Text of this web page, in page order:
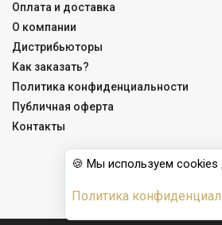
Оплата и доставка
О компании
Дистрибьюторы
Как заказать?
Политика конфиденциальности
Публичная оферта
Контакты
🍪 Мы используем cookies
Политика